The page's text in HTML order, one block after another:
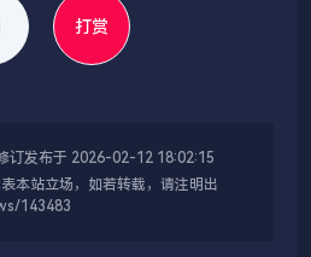
打赏
订发布于 2026-02-12 18:02:15
本站立场，如若转载，请注明出
143483